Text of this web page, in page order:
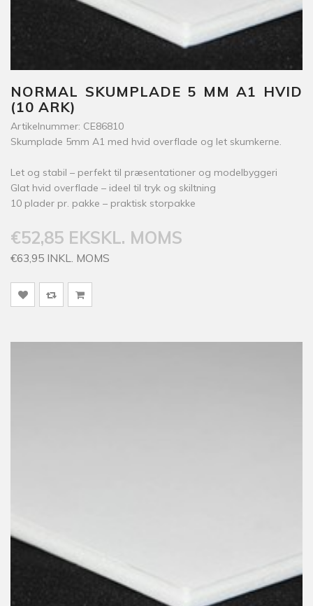
NORMAL SKUMPLADE 5 MM A1 HVID
(10 ARK)
Artikelnummer: CE86810
Skumplade 5mm A1 med hvid overflade og let skumkerne.
Let og stabil – perfekt til præsentationer og modelbyggeri
Glat hvid overflade – ideel til tryk og skiltning
10 plader pr. pakke – praktisk storpakke
€52,85 EKSKL. MOMS
€63,95 INKL. MOMS